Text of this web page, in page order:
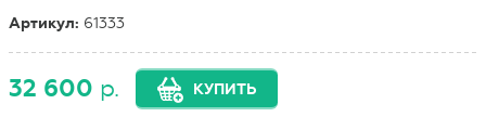
Артикул: 61333
32 600 р. КУПИТЬ